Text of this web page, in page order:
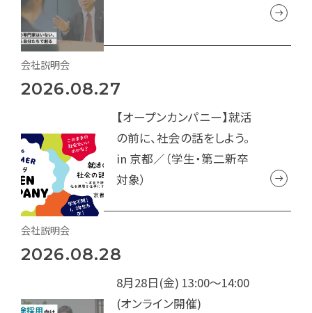
2026.08.27
【オープンカンパニー】就活
の前に、社会の話をしよう。
in 京都／（学生・第二新卒
対象）
会社説明会
2026.08.28
8月28日(金) 13:00～14:00
(オンライン開催)
会社説明会